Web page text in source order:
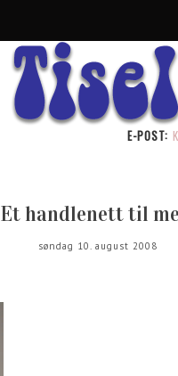
E-POST:
Et handlenett til
søndag 10. august 2008